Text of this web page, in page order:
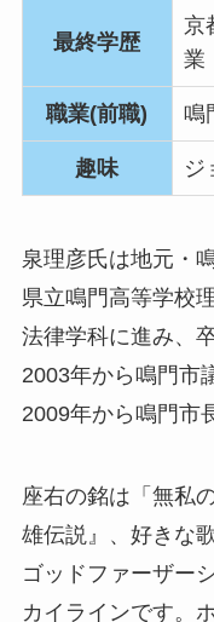
最終学歴
京
業
職業(前職) 鳴
趣味 ジ
泉理彦氏は地元・
県立鳴門高等学校
法律学科に進み、
2003年から鳴門市
2009年から鳴門市
座右の銘は「無私
雄伝説』、好きな
ゴッドファーザー
カイラインです。